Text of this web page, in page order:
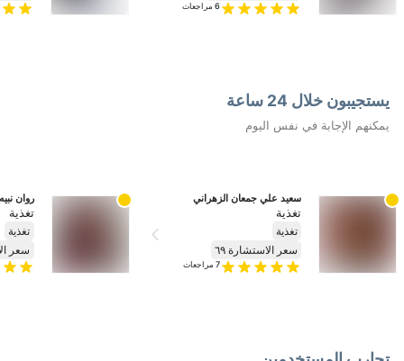
6 مراجعات
يستجيبون خلال 24 ساعة
يمكنهم الإجابة في نفس اليوم
سعيد علي جمعان الزهراني
تغذية
تغذية
سعر الاستشارة ٦٩
7 مراجعات
روان
تغذية
تغذية
سعر